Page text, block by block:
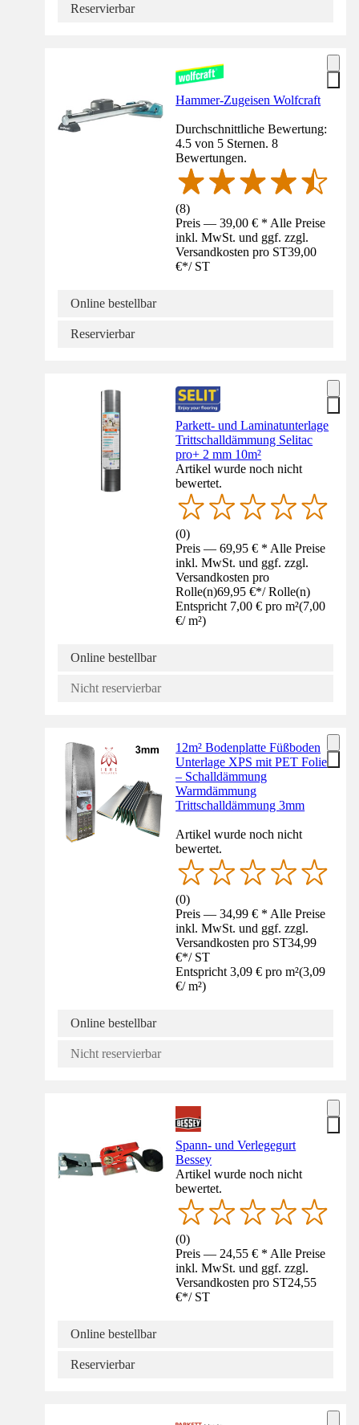
Reservierbar
Hammer-Zugeisen Wolfcraft
Durchschnittliche Bewertung:
4.5 von 5 Sternen. 8
Bewertungen.
(8)
Preis — 39,00 € * Alle Preise
inkl. MwSt. und ggf. zzgl.
Versandkosten pro ST39,00
€*/ ST
Online bestellbar
Reservierbar
Parkett- und Laminatunterlage
Trittschalldämmung Selitac
pro+ 2 mm 10m²
Artikel wurde noch nicht
bewertet.
(0)
Preis — 69,95 € * Alle Preise
inkl. MwSt. und ggf. zzgl.
Versandkosten pro
Rolle(n)69,95 €*/ Rolle(n)
Entspricht 7,00 € pro m²(7,00
€/ m²)
Online bestellbar
Nicht reservierbar
12m² Bodenplatte Füßboden
Unterlage XPS mit PET Folie
– Schalldämmung
Warmdämmung
Trittschalldämmung 3mm
Artikel wurde noch nicht
bewertet.
(0)
Preis — 34,99 € * Alle Preise
inkl. MwSt. und ggf. zzgl.
Versandkosten pro ST34,99
€*/ ST
Entspricht 3,09 € pro m²(3,09
€/ m²)
Online bestellbar
Nicht reservierbar
Spann- und Verlegegurt
Bessey
Artikel wurde noch nicht
bewertet.
(0)
Preis — 24,55 € * Alle Preise
inkl. MwSt. und ggf. zzgl.
Versandkosten pro ST24,55
€*/ ST
Online bestellbar
Reservierbar